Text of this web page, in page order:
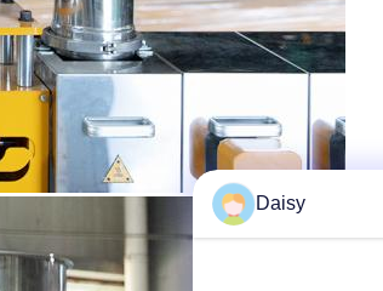
Daisy